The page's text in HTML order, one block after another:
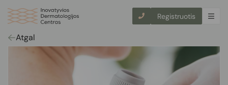
Registruotis
Atgal